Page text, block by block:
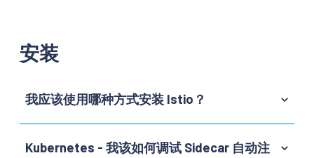
安装
我应该使用哪种方式安装 Istio？
Kubernetes - 我该如何调试 Sidecar 自动注